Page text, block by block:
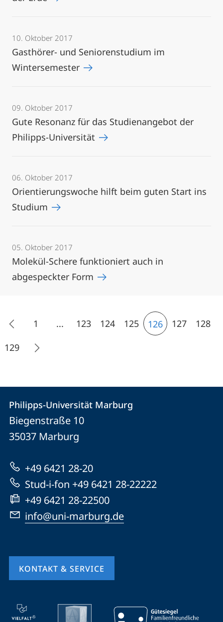
10. Oktober 2017
Gasthörer- und Seniorenstudium im
Wintersemester
09. Oktober 2017
Gute Resonanz für das Studienangebot der
Philipps-Universität
06. Oktober 2017
Orientierungswoche hilft beim guten Start ins
Studium
05. Oktober 2017
Molekül-Schere funktioniert auch in
abgespeckter Form
1 ... 123 124 125 126 127
128
129
Kontakt
und
Informationen
zur
Website
Kontaktinformationen
Philipps-
Universität
Marburg
Philipps-Universität Marburg
Biegenstraße 10
35037 Marburg
+49 6421 28-20
Stud-i-fon +49 6421 28-22222
+49 6421 28-22500
info@uni-marburg.de
KONTAKT & SERVICE
Mobile-